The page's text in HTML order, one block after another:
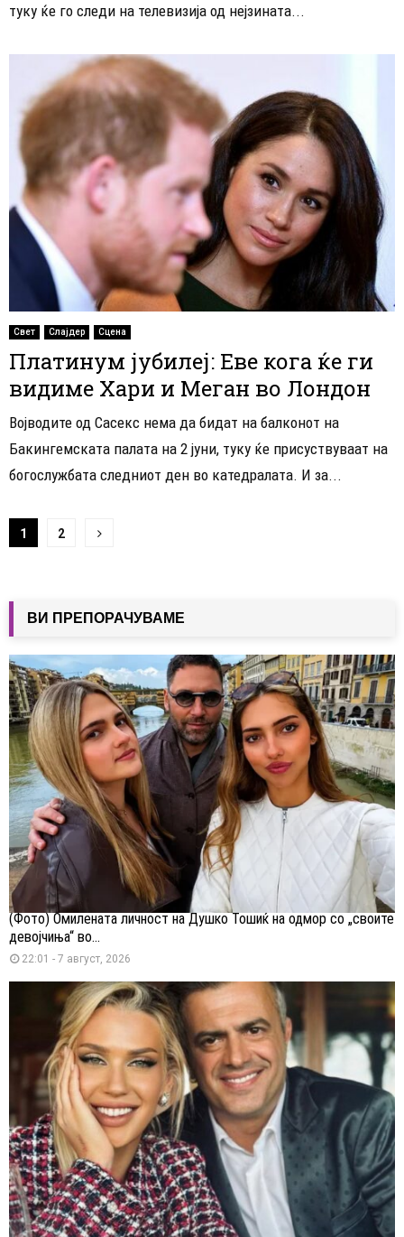
туку ќе го следи на телевизија од нејзината...
Свет Слајдер Сцена
Платинум јубилеј: Еве кога ќе ги
видиме Хари и Меган во Лондон
Војводите од Сасекс нема да бидат на балконот на
Бакингемската палата на 2 јуни, туку ќе присуствуваат на
богослужбата следниот ден во катедралата. И за...
Навигација
написи
1 2
ВИ ПРЕПОРАЧУВАМЕ
(Фото) Омилената личност на Душко Тошиќ на одмор со „своите
девојчиња“ во...
22:01 - 7 август, 2026